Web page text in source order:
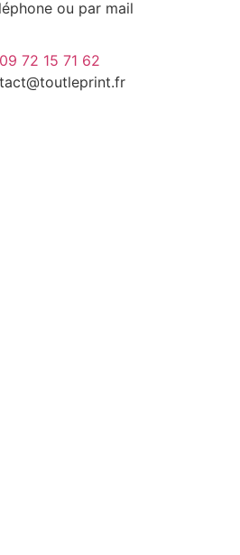
ou par mail
09 72 15 71 62